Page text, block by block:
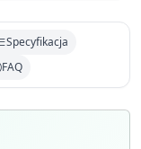
Specyfikacja
FAQ